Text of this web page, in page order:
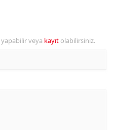
yapabilir veya kayıt olabilirsiniz.